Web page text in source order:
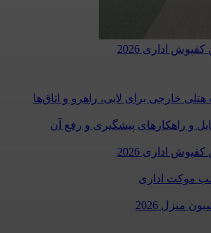
اداری 2026
خارجی برای لابی، راهرو و اتاق‌ها
و راهکارهای پیشگیری و رفع آن
اداری 2026
موکت اداری
منزل 2026